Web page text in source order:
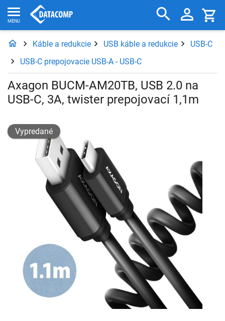
Káble a redukcie USB káble a redukcie
USB-C
USB-C prepojovacie USB-A - USB-C
Axagon BUCM-AM20TB, USB 2.0 na
USB-C, 3A, twister prepojovací 1,1m
Vypredané